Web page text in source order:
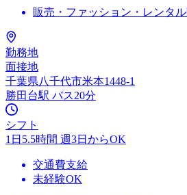
販売・ファッション・レンタル
勤務地
面接地
千葉県八千代市米本1448-1
勝田台駅 バス20分
シフト
1日5.5時間 週3日からOK
交通費支給
未経験OK